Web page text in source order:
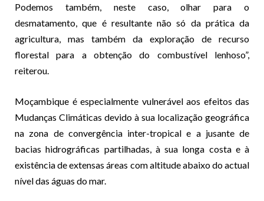
Podemos também, neste caso, olhar para o
desmatamento, que é resultante não só da prática da
agricultura, mas também da exploração de recurso
florestal para a obtenção do combustível lenhoso”,
reiterou.
Moçambique é especialmente vulnerável aos efeitos das
Mudanças Climáticas devido à sua localização geográfica
na zona de convergência inter-tropical e a jusante de
bacias hidrográficas partilhadas, à sua longa costa e à
existência de extensas áreas com altitude abaixo do actual
nível das águas do mar.